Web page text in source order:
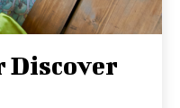
Discover